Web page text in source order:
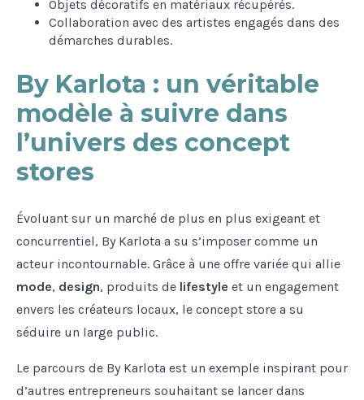
Objets décoratifs en matériaux récupérés.
Collaboration avec des artistes engagés dans des
démarches durables.
By Karlota : un véritable
modèle à suivre dans
l’univers des concept
stores
Évoluant sur un marché de plus en plus exigeant et
concurrentiel, By Karlota a su s’imposer comme un
acteur incontournable. Grâce à une offre variée qui allie
mode, design, produits de lifestyle et un engagement
envers les créateurs locaux, le concept store a su
séduire un large public.
Le parcours de By Karlota est un exemple inspirant pour
d’autres entrepreneurs souhaitant se lancer dans